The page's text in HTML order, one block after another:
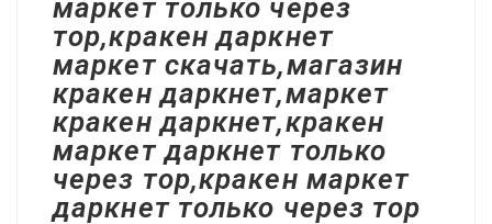
маркет только через
тор,кракен даркнет
маркет скачать,магазин
кракен даркнет,маркет
кракен даркнет,кракен
маркет даркнет только
через тор,кракен маркет
даркнет только через тор